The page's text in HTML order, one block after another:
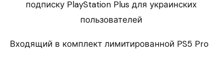
подписку PlayStation Plus для украинских
пользователей
Входящий в комплект лимитированной PS5 Pro